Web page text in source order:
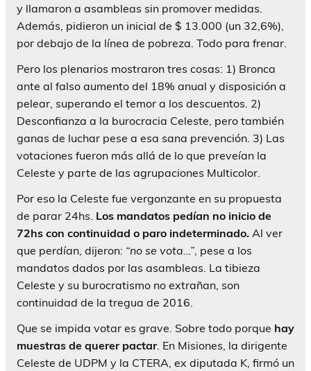
y llamaron a asambleas sin promover medidas.
Además, pidieron un inicial de $ 13.000 (un 32,6%),
por debajo de la línea de pobreza. Todo para frenar.
Pero los plenarios mostraron tres cosas: 1) Bronca
ante al falso aumento del 18% anual y disposición a
pelear, superando el temor a los descuentos. 2)
Desconfianza a la burocracia Celeste, pero también
ganas de luchar pese a esa sana prevención. 3) Las
votaciones fueron más allá de lo que preveían la
Celeste y parte de las agrupaciones Multicolor.
Por eso la Celeste fue vergonzante en su propuesta
de parar 24hs. Los mandatos pedían no inicio de
72hs con continuidad o paro indeterminado. Al ver
que perdían, dijeron: “no se vota…”, pese a los
mandatos dados por las asambleas. La tibieza
Celeste y su burocratismo no extrañan, son
continuidad de la tregua de 2016.
Que se impida votar es grave. Sobre todo porque hay
muestras de querer pactar. En Misiones, la dirigente
Celeste de UDPM y la CTERA, ex diputada K, firmó un